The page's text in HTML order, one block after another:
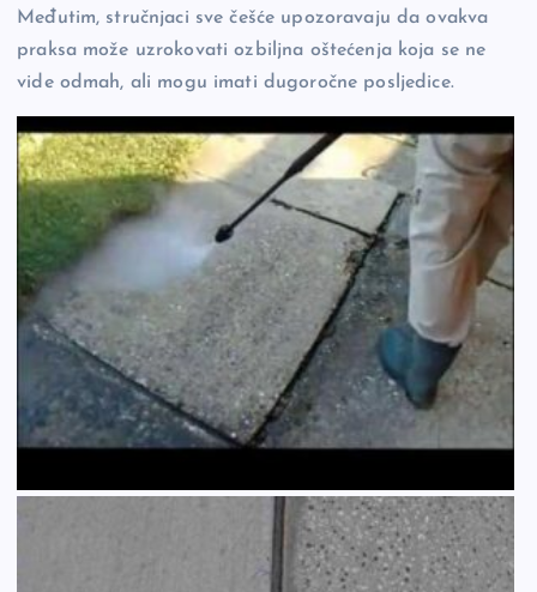
Međutim, stručnjaci sve češće upozoravaju da ovakva
praksa može uzrokovati ozbiljna oštećenja koja se ne
vide odmah, ali mogu imati dugoročne posljedice.